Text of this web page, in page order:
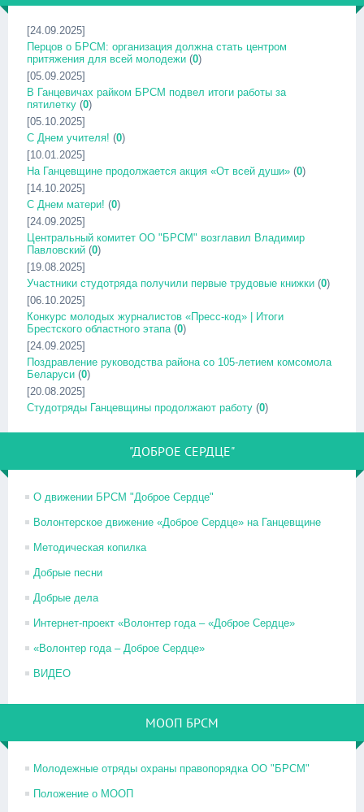
[24.09.2025]
Перцов о БРСМ: организация должна стать центром
притяжения для всей молодежи (0)
[05.09.2025]
В Ганцевичах райком БРСМ подвел итоги работы за
пятилетку (0)
[05.10.2025]
С Днем учителя! (0)
[10.01.2025]
На Ганцевщине продолжается акция «От всей души» (0)
[14.10.2025]
С Днем матери! (0)
[24.09.2025]
Центральный комитет ОО "БРСМ" возглавил Владимир
Павловский (0)
[19.08.2025]
Участники студотряда получили первые трудовые книжки (0)
[06.10.2025]
Конкурс молодых журналистов «Пресс-код» | Итоги
Брестского областного этапа (0)
[24.09.2025]
Поздравление руководства района со 105-летием комсомола
Беларуси (0)
[20.08.2025]
Студотряды Ганцевщины продолжают работу (0)
"ДОБРОЕ СЕРДЦЕ"
О движении БРСМ "Доброе Сердце"
Волонтерское движение «Доброе Сердце» на Ганцевщине
Методическая копилка
Добрые песни
Добрые дела
Интернет-проект «Волонтер года – «Доброе Сердце»
«Волонтер года – Доброе Сердце»
ВИДЕО
МООП БРСМ
Молодежные отряды охраны правопорядка ОО "БРСМ"
Положение о МООП